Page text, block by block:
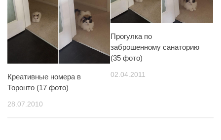
Креативные номера в
Торонто (17 фото)
28.07.2010
Прогулка по
заброшенному санаторию
(35 фото)
02.04.2011